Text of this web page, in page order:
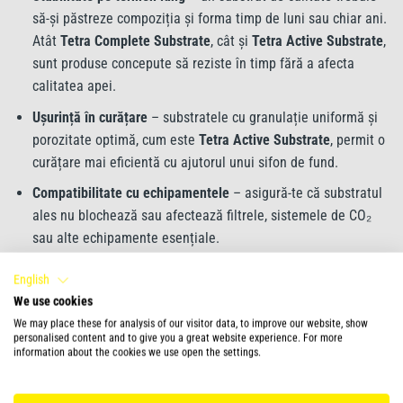
să-și păstreze compoziția și forma timp de luni sau chiar ani.
Atât Tetra Complete Substrate, cât și Tetra Active Substrate,
sunt produse concepute să reziste în timp fără a afecta
calitatea apei.
Ușurință în curățare– substratele cu granulație uniformă și
porozitate optimă, cum este Tetra Active Substrate, permit o
curățare mai eficientă cu ajutorul unui sifon de fund.
Compatibilitate cu echipamentele– asigură-te că substratul
ales nu blochează sau afectează filtrele, sistemele de CO₂
sau alte echipamente esențiale.
Tetra Complete Substrate – bază
nutritivă pentru plante viguroase
English
We use cookies
We may place these for analysis of our visitor data, to improve our website, show
personalised content and to give you a great website experience. For more
information about the cookies we use open the settings.